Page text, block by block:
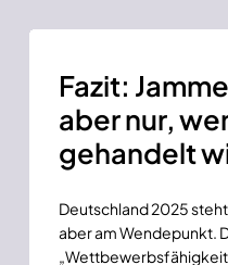
Fazit:
aber nur,
gehandelt
Deutschland 2025
aber am Wendepunkt.